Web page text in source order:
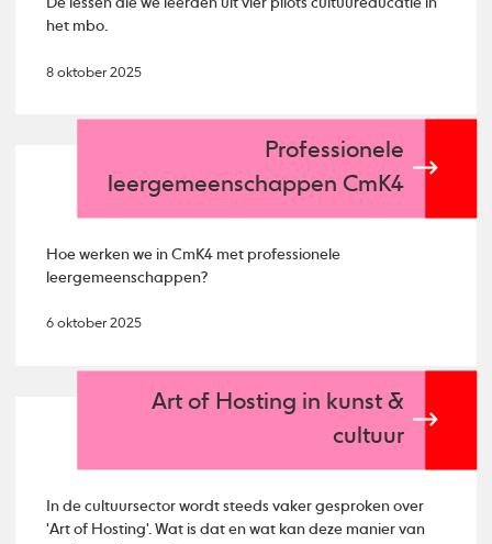
De lessen die we leerden uit vier pilots cultuureducatie in
het mbo.
8 oktober 2025
Professionele
leergemeenschappen CmK4
Hoe werken we in CmK4 met professionele
leergemeenschappen?
6 oktober 2025
Art of Hosting in kunst &
cultuur
In de cultuursector wordt steeds vaker gesproken over
'Art of Hosting'. Wat is dat en wat kan deze manier van